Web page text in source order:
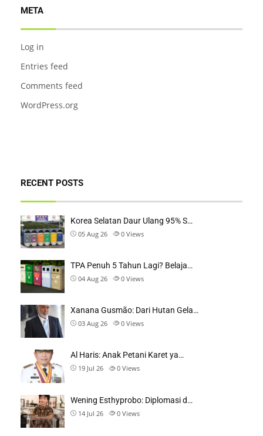
META
Log in
Entries feed
Comments feed
WordPress.org
RECENT POSTS
Korea Selatan Daur Ulang 95% S…
05 Aug 26 0 Views
TPA Penuh 5 Tahun Lagi? Belaja…
04 Aug 26 0 Views
Xanana Gusmão: Dari Hutan Gela…
03 Aug 26 0 Views
Al Haris: Anak Petani Karet ya…
19 Jul 26 0 Views
Wening Esthyprobo: Diplomasi d…
14 Jul 26 0 Views